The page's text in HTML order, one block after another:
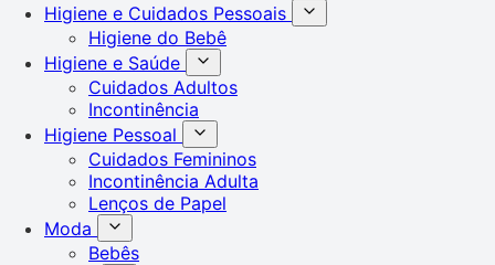
Higiene e Cuidados Pessoais
Higiene do Bebê
Higiene e Saúde
Cuidados Adultos
Incontinência
Higiene Pessoal
Cuidados Femininos
Incontinência Adulta
Lenços de Papel
Moda
Bebês